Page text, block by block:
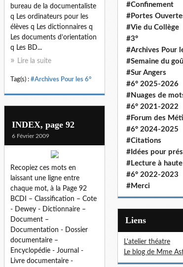
bureau de la documentaliste
q Les ordinateurs pour les
élèves q Les dictionnaires q
Les documents d’orientation
q Les BD...
Lire la suite
Tag(s) : #Archives Pour les 6°
INDEX, page 92
6 Février 2009
Recopiez ces mots en
laissant une ligne entre
chaque mot, à la Page 92
BCDI – Classification – Cote
- Dewey - Dictionnaire –
Document –
Documentation - Dossier
documentaire –
Encyclopédie - Journal -
Livre documentaire -
#Confinement
#Portes
#Vie du Collège
#3°
#Archives Pour
#Semaine du
#Sur Angers
#6° 2025-2026
#Nuages de
#6° 2021-2022
#Forum des
#6° 2024-2025
#Citations
#Idées pour
#Lecture à
#6° 2022-2023
#Merci
Liens
L'atelier théatre
Le blog de Mme